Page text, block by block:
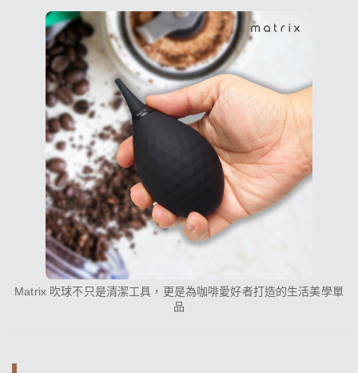
Matrix 吹球不只是清潔工具，更是為咖啡愛好者打造的生活美學單
品